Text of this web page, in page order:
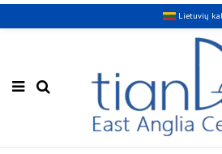
Lietuvių